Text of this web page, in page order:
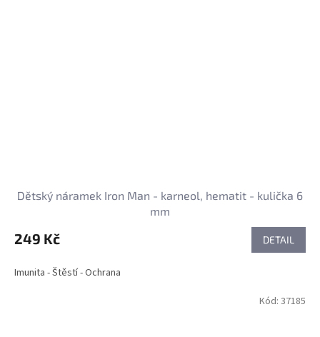
Dětský náramek Iron Man - karneol, hematit - kulička 6
mm
249 Kč DETAIL
Imunita - Štěstí - Ochrana
Kód: 37185